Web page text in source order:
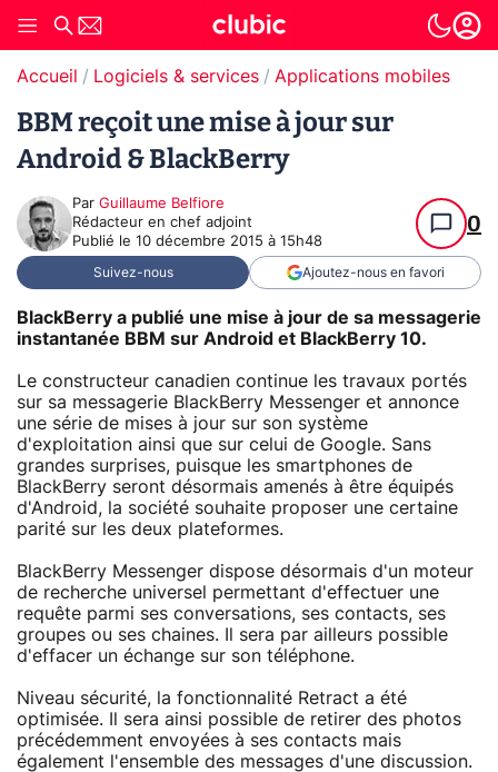
Accueil Logiciels & services Applications mobiles
BBM reçoit une mise à jour sur
Android & BlackBerry
Par Guillaume Belfiore
Rédacteur en chef adjoint
Publié le 10 décembre 2015 à 15h48
0
Suivez-nous Ajoutez-nous en favori
BlackBerry a publié une mise à jour de sa messagerie
instantanée BBM sur Android et BlackBerry 10.
Le constructeur canadien continue les travaux portés
sur sa messagerie BlackBerry Messenger et annonce
une série de mises à jour sur son système
d'exploitation ainsi que sur celui de Google. Sans
grandes surprises, puisque les smartphones de
BlackBerry seront désormais amenés à être équipés
d'Android, la société souhaite proposer une certaine
parité sur les deux plateformes.
BlackBerry Messenger dispose désormais d'un moteur
de recherche universel permettant d'effectuer une
requête parmi ses conversations, ses contacts, ses
groupes ou ses chaines. Il sera par ailleurs possible
d'effacer un échange sur son téléphone.
Niveau sécurité, la fonctionnalité Retract a été
optimisée. Il sera ainsi possible de retirer des photos
précédemment envoyées à ses contacts mais
également l'ensemble des messages d'une discussion.